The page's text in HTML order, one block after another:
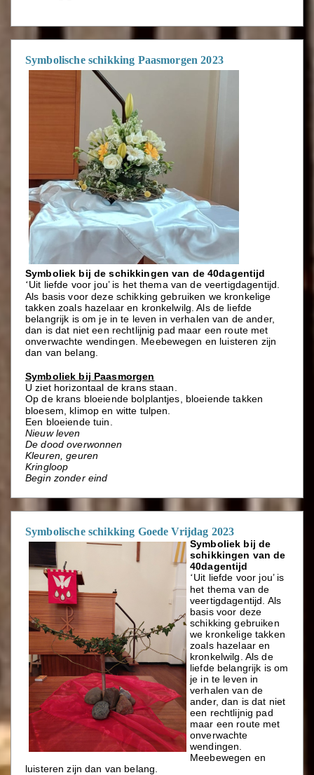
Symbolische schikking Paasmorgen 2023
Symboliek bij de schikkingen van de 40dagentijd
‘Uit liefde voor jou’ is het thema van de veertigdagentijd.
Als basis voor deze schikking gebruiken we kronkelige
takken zoals hazelaar en kronkelwilg. Als de liefde
belangrijk is om je in te leven in verhalen van de ander,
dan is dat niet een rechtlijnig pad maar een route met
onverwachte wendingen. Meebewegen en luisteren zijn
dan van belang.
Symboliek bij Paasmorgen
U ziet horizontaal de krans staan.
Op de krans bloeiendebolplantjes, bloeiende takken
bloesem, klimop en witte tulpen.
Een bloeiende tuin.
Nieuw leven
De dood overwonnen
Kleuren, geuren
Kringloop
Begin zonder eind
Symbolische schikking Goede Vrijdag 2023
Symboliek bij de
schikkingen van de
40dagentijd
‘Uit liefde voor jou’ is
het thema van de
veertigdagentijd. Als
basis voor deze
schikking gebruiken
we kronkelige takken
zoals hazelaar en
kronkelwilg. Als de
liefde belangrijk is om
je in te leven in
verhalen van de
ander, dan is dat niet
een rechtlijnig pad
maar een route met
onverwachte
wendingen.
Meebewegen en
luisteren zijn dan van belang.